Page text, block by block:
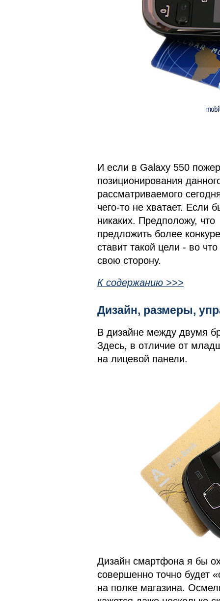
И если в Galaxy 550
позиционирования
рассматриваемого
чего-то не хватает.
никаких. Предположу,
предложить более
ставит такой цели - во
свою сторону.
К содержанию >>>
Дизайн, размеры,
В дизайне между двумя
Здесь, в отличие от
на лицевой панели.
Дизайн смартфона я бы
совершенно точно будет
на полке магазина.